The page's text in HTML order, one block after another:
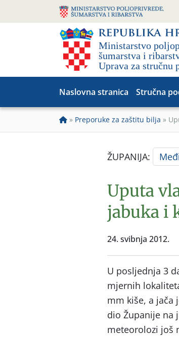
Naslovna stranica Stručna
» Preporuke za zaštitu bilja »
ŽUPANIJA:
Uputa
jabuka i
24. svibnja 2012.
U posljednja 3
mjernih
mm kiše, a jača
dio Županije na
meteorolozi još